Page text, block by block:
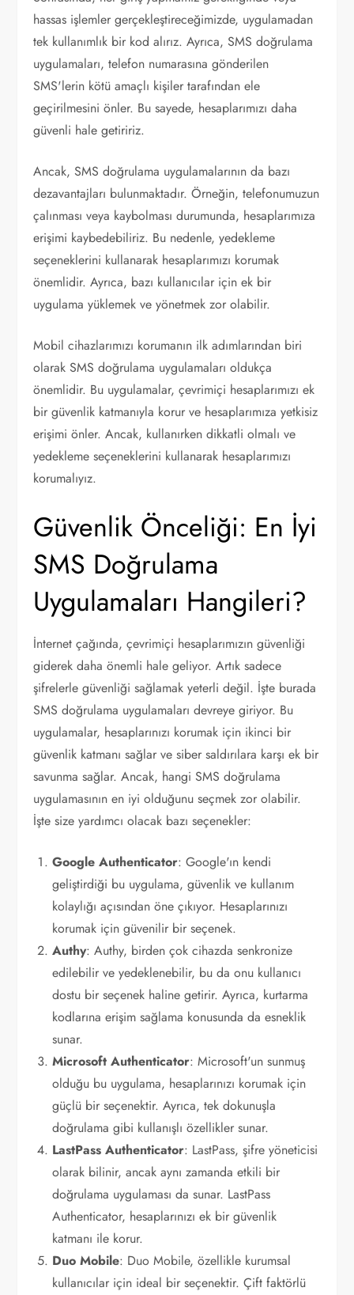
hassas işlemler gerçekleştireceğimizde, uygulamadan
tek kullanımlık bir kod alırız. Ayrıca, SMS doğrulama
uygulamaları, telefon numarasına gönderilen
SMS'lerin kötü amaçlı kişiler tarafından ele
geçirilmesini önler. Bu sayede, hesaplarımızı daha
güvenli hale getiririz.
Ancak, SMS doğrulama uygulamalarının da bazı
dezavantajları bulunmaktadır. Örneğin, telefonumuzun
çalınması veya kaybolması durumunda, hesaplarımıza
erişimi kaybedebiliriz. Bu nedenle, yedekleme
seçeneklerini kullanarak hesaplarımızı korumak
önemlidir. Ayrıca, bazı kullanıcılar için ek bir
uygulama yüklemek ve yönetmek zor olabilir.
Mobil cihazlarımızı korumanın ilk adımlarından biri
olarak SMS doğrulama uygulamaları oldukça
önemlidir. Bu uygulamalar, çevrimiçi hesaplarımızı ek
bir güvenlik katmanıyla korur ve hesaplarımıza yetkisiz
erişimi önler. Ancak, kullanırken dikkatli olmalı ve
yedekleme seçeneklerini kullanarak hesaplarımızı
korumalıyız.
Güvenlik Önceliği: En İyi
SMS Doğrulama
Uygulamaları Hangileri?
İnternet çağında, çevrimiçi hesaplarımızın güvenliği
giderek daha önemli hale geliyor. Artık sadece
şifrelerle güvenliği sağlamak yeterli değil. İşte burada
SMS doğrulama uygulamaları devreye giriyor. Bu
uygulamalar, hesaplarınızı korumak için ikinci bir
güvenlik katmanı sağlar ve siber saldırılara karşı ek bir
savunma sağlar. Ancak, hangi SMS doğrulama
uygulamasının en iyi olduğunu seçmek zor olabilir.
İşte size yardımcı olacak bazı seçenekler:
Google Authenticator: Google'ın kendi
geliştirdiği bu uygulama, güvenlik ve kullanım
kolaylığı açısından öne çıkıyor. Hesaplarınızı
korumak için güvenilir bir seçenek.
Authy: Authy, birden çok cihazda senkronize
edilebilir ve yedeklenebilir, bu da onu kullanıcı
dostu bir seçenek haline getirir. Ayrıca, kurtarma
kodlarına erişim sağlama konusunda da esneklik
sunar.
Microsoft Authenticator: Microsoft'un sunmuş
olduğu bu uygulama, hesaplarınızı korumak için
güçlü bir seçenektir. Ayrıca, tek dokunuşla
doğrulama gibi kullanışlı özellikler sunar.
LastPass Authenticator: LastPass, şifre yöneticisi
olarak bilinir, ancak aynı zamanda etkili bir
doğrulama uygulaması da sunar. LastPass
Authenticator, hesaplarınızı ek bir güvenlik
katmanı ile korur.
Duo Mobile: Duo Mobile, özellikle kurumsal
kullanıcılar için ideal bir seçenektir. Çift faktörlü